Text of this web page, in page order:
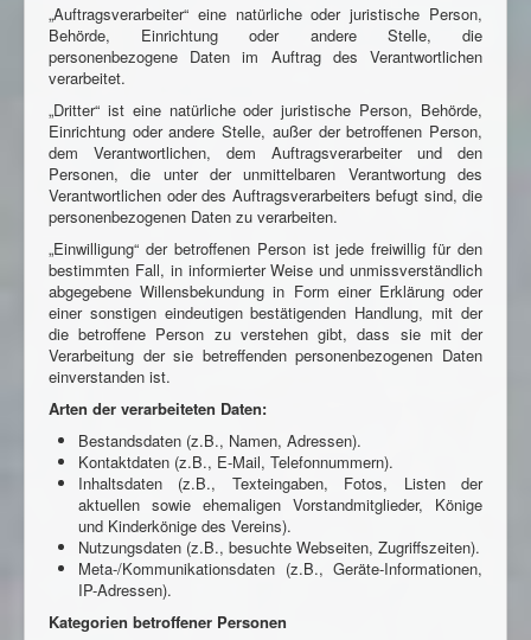
„Auftragsverarbeiter“ eine natürliche oder juristische Person,
Behörde, Einrichtung oder andere Stelle, die
personenbezogene Daten im Auftrag des Verantwortlichen
verarbeitet.
„Dritter“ ist eine natürliche oder juristische Person, Behörde,
Einrichtung oder andere Stelle, außer der betroffenen Person,
dem Verantwortlichen, dem Auftragsverarbeiter und den
Personen, die unter der unmittelbaren Verantwortung des
Verantwortlichen oder des Auftragsverarbeiters befugt sind, die
personenbezogenen Daten zu verarbeiten.
„Einwilligung“ der betroffenen Person ist jede freiwillig für den
bestimmten Fall, in informierter Weise und unmissverständlich
abgegebene Willensbekundung in Form einer Erklärung oder
einer sonstigen eindeutigen bestätigenden Handlung, mit der
die betroffene Person zu verstehen gibt, dass sie mit der
Verarbeitung der sie betreffenden personenbezogenen Daten
einverstanden ist.
Arten der verarbeiteten Daten:
Bestandsdaten (z.B., Namen, Adressen).
Kontaktdaten (z.B., E-Mail, Telefonnummern).
Inhaltsdaten (z.B., Texteingaben, Fotos, Listen der
aktuellen sowie ehemaligen Vorstandmitglieder, Könige
und Kinderkönige des Vereins).
Nutzungsdaten (z.B., besuchte Webseiten, Zugriffszeiten).
Meta-/Kommunikationsdaten (z.B., Geräte-Informationen,
IP-Adressen).
Kategorien betroffener Personen